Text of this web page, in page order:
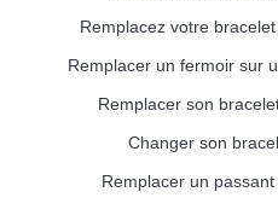
Remplacez votre
Remplacer un fermoir sur
Remplacer son
Changer son
Remplacer un